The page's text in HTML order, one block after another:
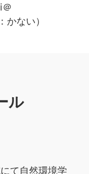
ない）
ル
て自然環境学